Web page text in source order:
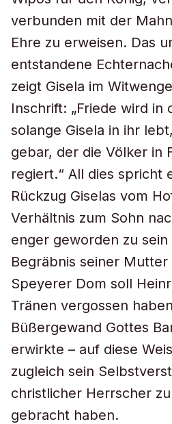
verbunden mit der
Ehre zu erweisen. Das
entstandene
zeigt Gisela im
Inschrift: „Friede wird in
solange Gisela in ihr
gebar, der die Völker in
regiert.“ All dies spricht
Rückzug Giselas vom
Verhältnis zum Sohn
enger geworden zu sein
Begräbnis seiner Mutter
Speyerer Dom soll
Tränen vergossen
Büßergewand Gottes
erwirkte – auf diese
zugleich sein
christlicher Herrscher
gebracht haben.